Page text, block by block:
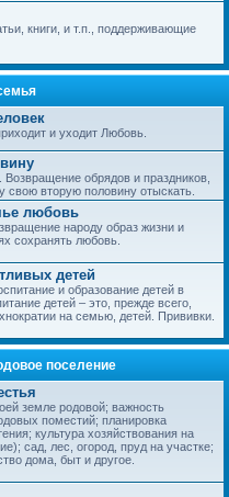
книги, и т.п., поддерживающие
и уходит Любовь.
Возвращение обрядов и праздников,
вторую половину отыскать.
любовь
народу образ жизни и
сохранять любовь.
детей
и образование детей в
детей – это, прежде всего,
на семью, детей. Прививки.
поселение
земле родовой; важность
поместий; планировка
культура хозяйствования на
сад, лес, огород, пруд на участке;
дома, быт и другое.